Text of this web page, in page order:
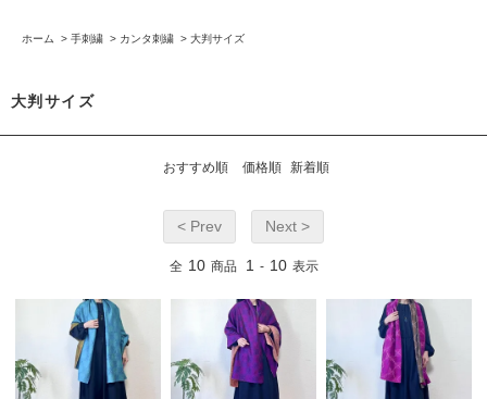
ホーム > 手刺繍 > カンタ刺繍 > 大判サイズ
大判サイズ
おすすめ順 価格順 新着順
< Prev Next >
全 10 商品 1 - 10 表示